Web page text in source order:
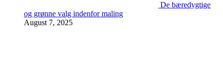
De bæredygtige
og grønne valg indenfor maling
August 7, 2025